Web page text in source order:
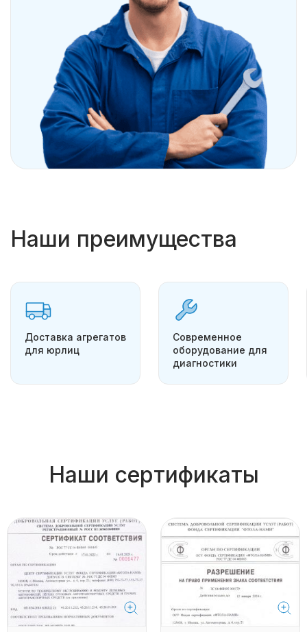
Наши преимущества
Доставка агрегатов
для юрлиц
Современное
оборудование для
диагностики
Наши сертификаты